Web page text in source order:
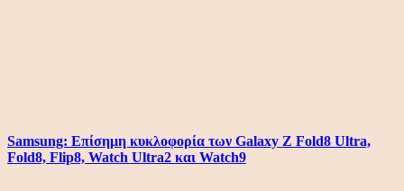
Samsung: Επίσημη κυκλοφορία των Galaxy Z Fold8 Ultra,
Fold8, Flip8, Watch Ultra2 και Watch9